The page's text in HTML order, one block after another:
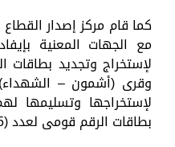
كما قام مركز إصدار
مع الجهات المعنية
لإستخراج وتجديد بطاقات
وقرى (أشمون – الشهداء)
لإستخراجها وتسليمها
بطاقات الرقم قومى لعدد (265) مواطنة.